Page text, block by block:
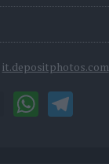
it.depositphotos.com